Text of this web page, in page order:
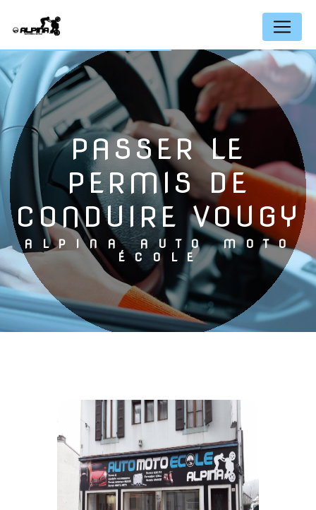
PASSER LE
PERMIS DE
CONDUIRE VOUGY
ALPINA AUTO MOTO
ÉCOLE